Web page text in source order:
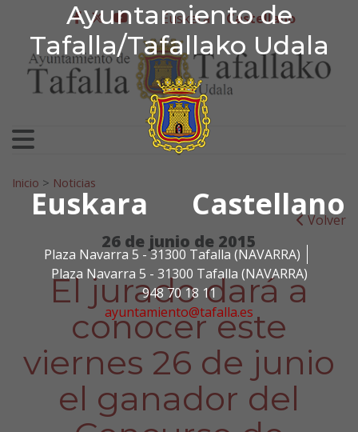
Ayuntamiento de
Tafalla/Tafallako Udala
Euskara Castellano
Plaza Navarra 5 - 31300 Tafalla (NAVARRA)
Plaza Navarra 5 - 31300 Tafalla (NAVARRA)
948 70 18 11
ayuntamiento@tafalla.es
Ir al contenido
Ayuntamiento de
facebook
twitter
youtube
Euskera Castellano
Search for:
Inicio > Noticias
Volver
26 de junio de 2015
El jurado dará a
conocer este
viernes 26 de junio
el ganador del